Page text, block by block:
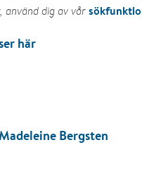
använd dig av vår
här
Bergsten